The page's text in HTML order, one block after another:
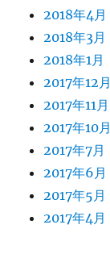
2018年4月
2018年3月
2018年1月
2017年12月
2017年11月
2017年10月
2017年7月
2017年6月
2017年5月
2017年4月